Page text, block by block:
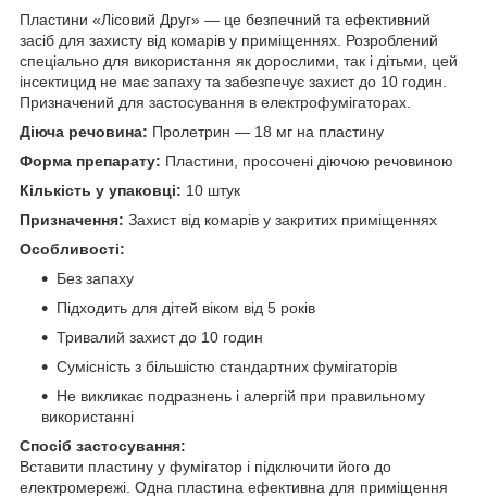
Пластини «Лісовий Друг» — це безпечний та ефективний
засіб для захисту від комарів у приміщеннях. Розроблений
спеціально для використання як дорослими, так і дітьми, цей
інсектицид не має запаху та забезпечує захист до 10 годин.
Призначений для застосування в електрофумігаторах.
Діюча речовина: Пролетрин — 18 мг на пластину
Форма препарату: Пластини, просочені діючою речовиною
Кількість у упаковці: 10 штук
Призначення: Захист від комарів у закритих приміщеннях
Особливості:
Без запаху
Підходить для дітей віком від 5 років
Тривалий захист до 10 годин
Сумісність з більшістю стандартних фумігаторів
Не викликає подразнень і алергій при правильному
використанні
Спосіб застосування:
Вставити пластину у фумігатор і підключити його до
електромережі. Одна пластина ефективна для приміщення